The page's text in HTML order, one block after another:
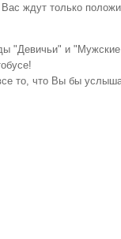
ждут только
"Девичьи" и
то, что Вы бы